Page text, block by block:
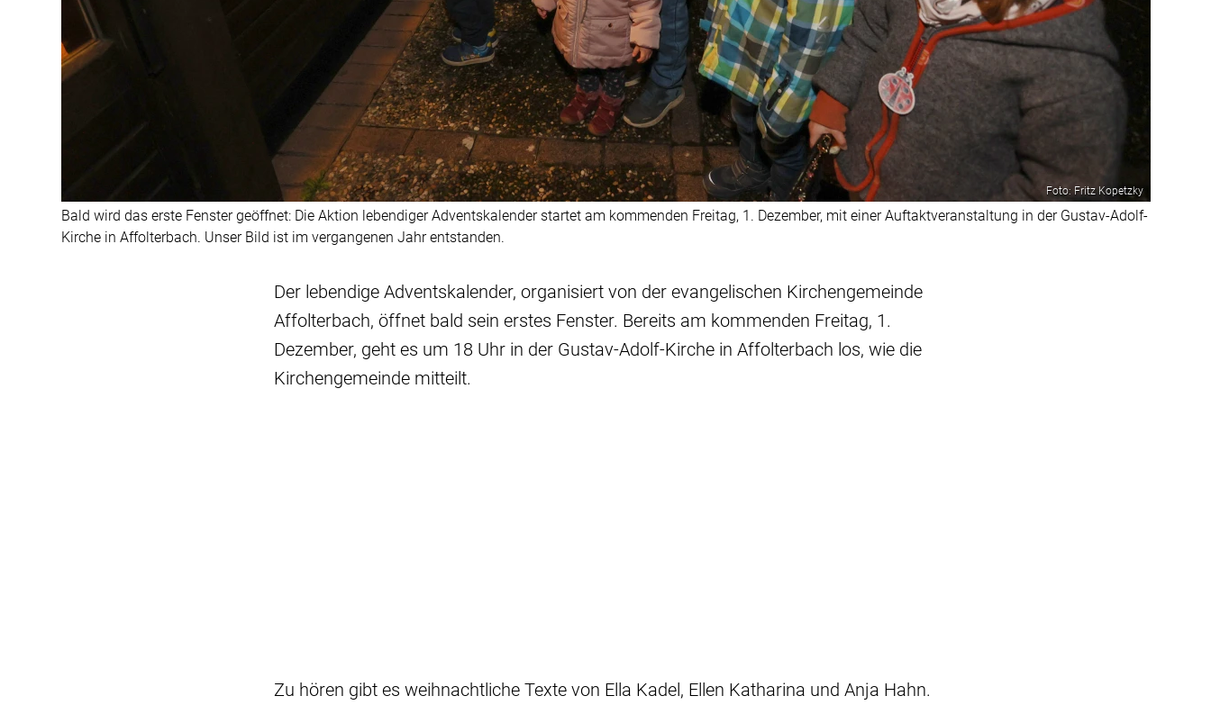
Foto: Fritz Kopetzky
Bald wird das erste Fenster geöffnet: Die Aktion lebendiger Adventskalender startet am kommenden Freitag, 1. Dezember, mit einer Auftaktveranstaltung in der Gustav-Adolf-
Kirche in Affolterbach. Unser Bild ist im vergangenen Jahr entstanden.
Der lebendige Adventskalender, organisiert von der evangelischen Kirchengemeinde
Affolterbach, öffnet bald sein erstes Fenster. Bereits am kommenden Freitag, 1.
Dezember, geht es um 18 Uhr in der Gustav-Adolf-Kirche in Affolterbach los, wie die
Kirchengemeinde mitteilt.
Zu hören gibt es weihnachtliche Texte von Ella Kadel, Ellen Katharina und Anja Hahn.